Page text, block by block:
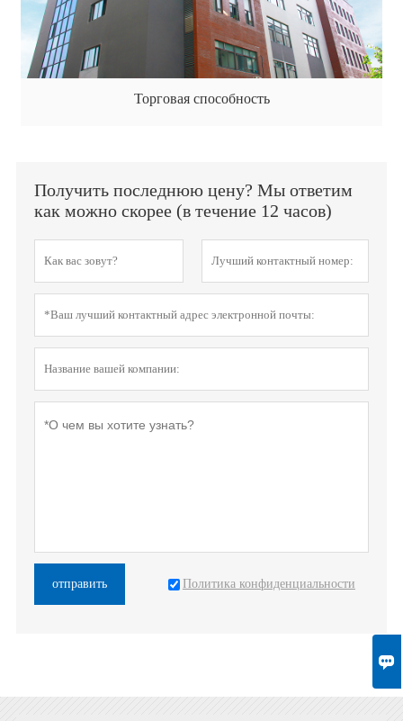

Торговая способность
Получить последнюю цену? Мы ответим
как можно скорее (в течение 12 часов)
отправить Политика конфиденциальности